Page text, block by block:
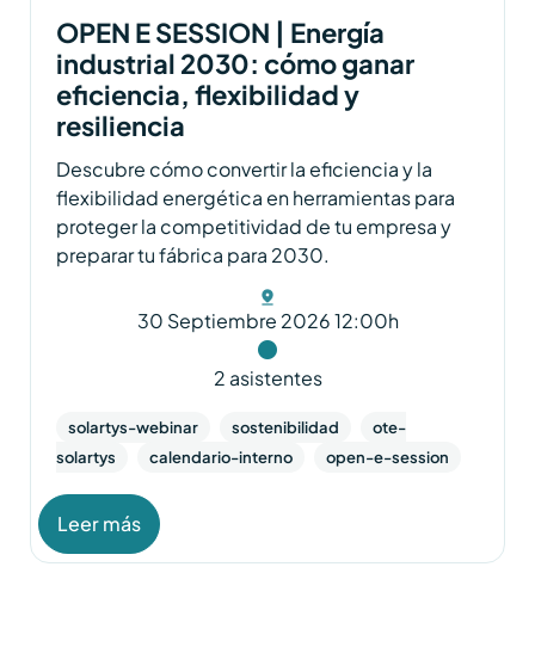
OPEN E SESSION | Energía
industrial 2030: cómo ganar
eficiencia, flexibilidad y
resiliencia
Descubre cómo convertir la eficiencia y la
flexibilidad energética en herramientas para
proteger la competitividad de tu empresa y
preparar tu fábrica para 2030.
30 Septiembre 2026 12:00h
2 asistentes
solartys-webinar sostenibilidad
ote-
solartys
calendario-interno open-e-session
Leer más